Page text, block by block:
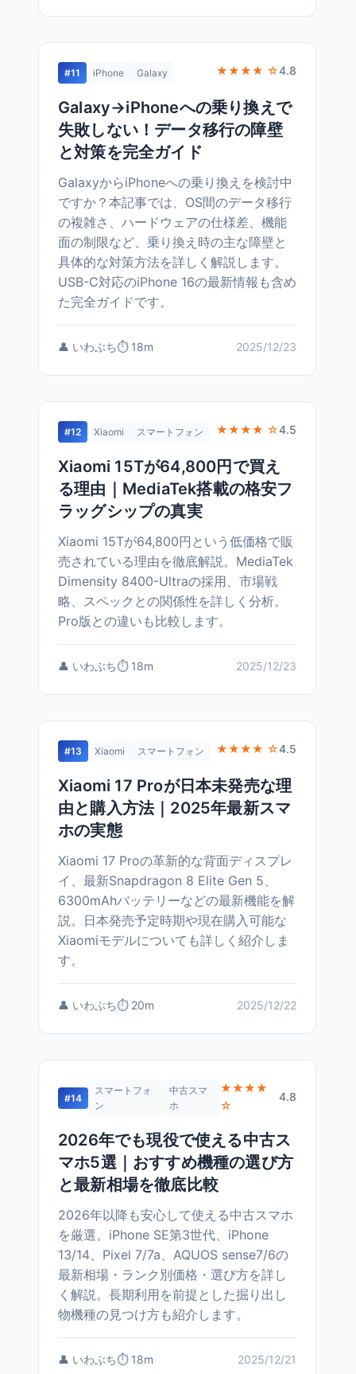
#11 iPhone Galaxy ★★★★ ☆4.8
Galaxy→iPhoneへの乗り換えで
失敗しない！データ移行の障壁
と対策を完全ガイド
GalaxyからiPhoneへの乗り換えを検討中
ですか？本記事では、OS間のデータ移行
の複雑さ、ハードウェアの仕様差、機能
面の制限など、乗り換え時の主な障壁と
具体的な対策方法を詳しく解説します。
USB-C対応のiPhone 16の最新情報も含め
た完全ガイドです。
👤 いわぶち⏱️ 18m 2025/12/23
#12 Xiaomi スマートフォン ★★★★ ☆4.5
Xiaomi 15Tが64,800円で買え
る理由｜MediaTek搭載の格安フ
ラッグシップの真実
Xiaomi 15Tが64,800円という低価格で販
売されている理由を徹底解説。MediaTek
Dimensity 8400-Ultraの採用、市場戦
略、スペックとの関係性を詳しく分析。
Pro版との違いも比較します。
👤 いわぶち⏱️ 18m 2025/12/23
#13 Xiaomi スマートフォン ★★★★ ☆4.5
Xiaomi 17 Proが日本未発売な理
由と購入方法｜2025年最新スマ
ホの実態
Xiaomi 17 Proの革新的な背面ディスプレ
イ、最新Snapdragon 8 Elite Gen 5、
6300mAhバッテリーなどの最新機能を解
説。日本発売予定時期や現在購入可能な
Xiaomiモデルについても詳しく紹介しま
す。
👤 いわぶち⏱️ 20m 2025/12/22
#14
スマートフォ
ン
中古スマ
ホ
★★★★
☆
4.8
2026年でも現役で使える中古ス
マホ5選｜おすすめ機種の選び方
と最新相場を徹底比較
2026年以降も安心して使える中古スマホ
を厳選。iPhone SE第3世代、iPhone
13/14、Pixel 7/7a、AQUOS sense7/6の
最新相場・ランク別価格・選び方を詳し
く解説。長期利用を前提とした掘り出し
物機種の見つけ方も紹介します。
👤 いわぶち⏱️ 18m 2025/12/21